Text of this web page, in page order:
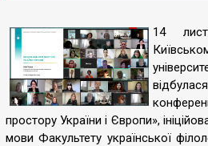
14
простору України і Європи»,
мови Факультету української